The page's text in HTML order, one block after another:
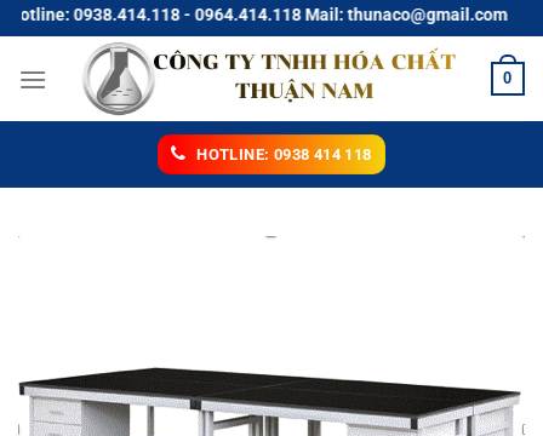
Chuyển
đến
nội
0938.414.118 - 0964.414.118 Mail: thunaco@gmail.com
0
HOTLINE: 0938 414 118